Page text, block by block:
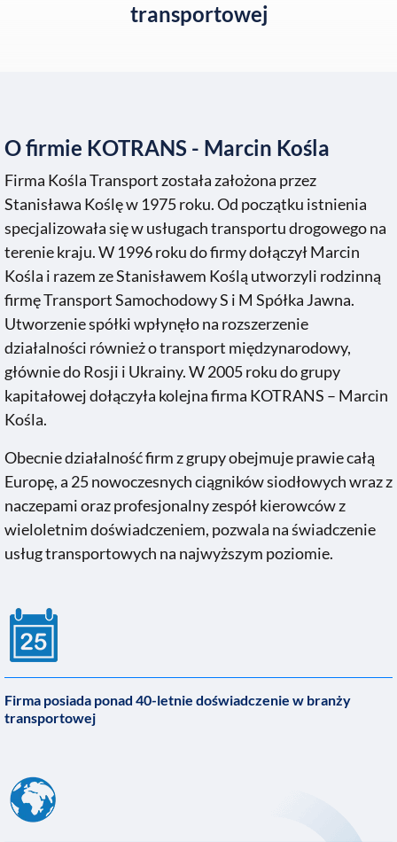
transportowej
O firmie KOTRANS - Marcin Kośla
Firma Kośla Transport została założona przez
Stanisława Koślę w 1975 roku. Od początku istnienia
specjalizowała się w usługach transportu drogowego na
terenie kraju. W 1996 roku do firmy dołączył Marcin
Kośla i razem ze Stanisławem Koślą utworzyli rodzinną
firmę Transport Samochodowy S i M Spółka Jawna.
Utworzenie spółki wpłynęło na rozszerzenie
działalności również o transport międzynarodowy,
głównie do Rosji i Ukrainy. W 2005 roku do grupy
kapitałowej dołączyła kolejna firma KOTRANS – Marcin
Kośla.
Obecnie działalność firm z grupy obejmuje prawie całą
Europę, a 25 nowoczesnych ciągników siodłowych wraz z
naczepami oraz profesjonalny zespół kierowców z
wieloletnim doświadczeniem, pozwala na świadczenie
usług transportowych na najwyższym poziomie.
Firma posiada ponad 40-letnie doświadczenie w branży
transportowej